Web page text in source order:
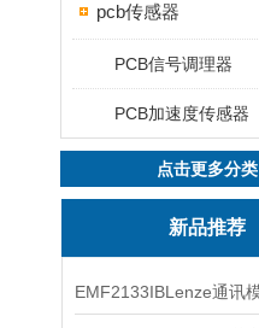
pcb传感器
PCB信号调理器
PCB加速度传感器
点击更多分类
新品推荐